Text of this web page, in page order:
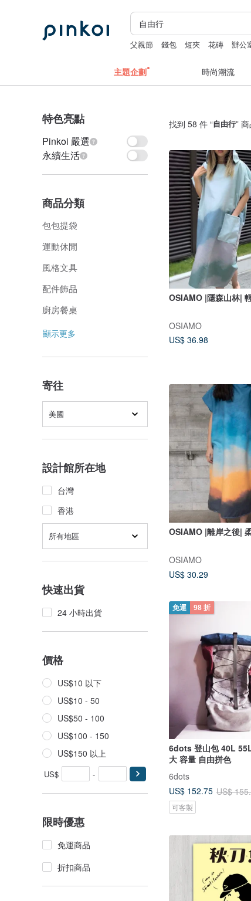
父親節 錢包 短夾 花磚 辦公
主題企劃 時尚潮流
特色亮點
Pinkoi 嚴選
永續生活
商品分類
包包提袋
運動休閒
風格文具
配件飾品
廚房餐桌
顯示更多
寄往
美國
設計館所在地
台灣
香港
所有地區
快速出貨
24 小時出貨
價格
US$10 以下
US$10 - 50
US$50 - 100
US$100 - 150
US$150 以上
US$ -
限時優惠
免運商品
折扣商品
找到 58 件 “自由行”
OSIAMO |隱森山林|
OSIAMO
US$ 36.98
OSIAMO |離岸之後|
OSIAMO
US$ 30.29
免運 98 折
6dots 登山包 40L
大 容量 自由拼色
6dots
US$ 152.75 US$
可客製